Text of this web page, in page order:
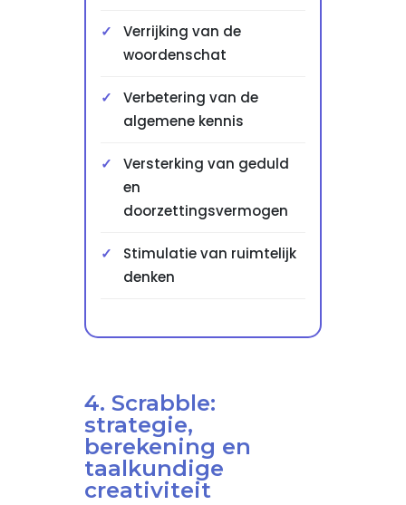
Verrijking van de
woordenschat
Verbetering van de
algemene kennis
Versterking van geduld
en
doorzettingsvermogen
Stimulatie van ruimtelijk
denken
4. Scrabble:
strategie,
berekening en
taalkundige
creativiteit